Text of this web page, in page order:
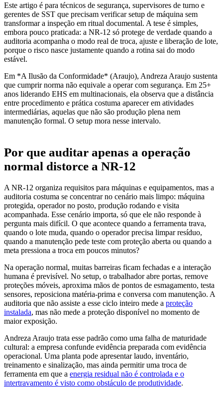
Este artigo é para técnicos de segurança, supervisores de turno e
gerentes de SST que precisam verificar setup de máquina sem
transformar a inspeção em ritual documental. A tese é simples,
embora pouco praticada: a NR-12 só protege de verdade quando a
auditoria acompanha o modo real de troca, ajuste e liberação de lote,
porque o risco nasce justamente quando a rotina sai do modo
estável.
Em *A Ilusão da Conformidade* (Araujo), Andreza Araujo sustenta
que cumprir norma não equivale a operar com segurança. Em 25+
anos liderando EHS em multinacionais, ela observa que a distância
entre procedimento e prática costuma aparecer em atividades
intermediárias, aquelas que não são produção plena nem
manutenção formal. O setup mora nesse intervalo.
Por que auditar apenas a operação
normal distorce a NR-12
A NR-12 organiza requisitos para máquinas e equipamentos, mas a
auditoria costuma se concentrar no cenário mais limpo: máquina
protegida, operador no posto, produção rodando e visita
acompanhada. Esse cenário importa, só que ele não responde à
pergunta mais difícil. O que acontece quando a ferramenta trava,
quando o lote muda, quando o operador precisa limpar resíduo,
quando a manutenção pede teste com proteção aberta ou quando a
meta pressiona a troca em poucos minutos?
Na operação normal, muitas barreiras ficam fechadas e a interação
humana é previsível. No setup, o trabalhador abre portas, remove
proteções móveis, aproxima mãos de pontos de esmagamento, testa
sensores, reposiciona matéria-prima e conversa com manutenção. A
auditoria que não assiste a esse ciclo inteiro mede a proteção
instalada, mas não mede a proteção disponível no momento de
maior exposição.
Andreza Araujo trata esse padrão como uma falha de maturidade
cultural: a empresa confunde evidência preparada com evidência
operacional. Uma planta pode apresentar laudo, inventário,
treinamento e sinalização, mas ainda permitir uma troca de
ferramenta em que a energia residual não é controlada e o
intertravamento é visto como obstáculo de produtividade.